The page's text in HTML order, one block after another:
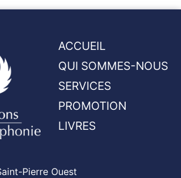
ACCUEIL
QUI SOMMES-NOUS
SERVICES
PROMOTION
LIVRES
Pierre Ouest